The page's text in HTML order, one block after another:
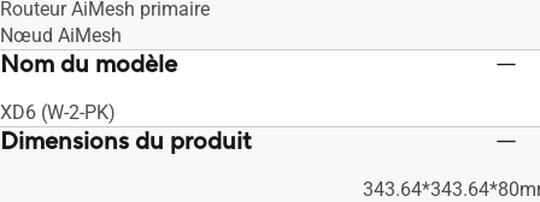
Routeur AiMesh primaire
Nœud AiMesh
Nom du modèle
XD6 (W-2-PK)
Dimensions du produit